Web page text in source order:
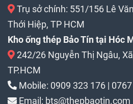
Trụ sở chính: 551/156 Lê
Thới Hiệp, TP HCM
Kho ống thép Bảo Tín tại Hóc
242/26 Nguyễn Thị Ngâu,
TP.HCM
Mobile: 0909 323 176 |
Email: bts@thepbaotin.com